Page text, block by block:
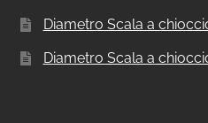
Diametro Scala a
Diametro Scala a